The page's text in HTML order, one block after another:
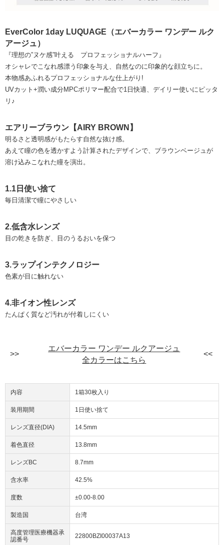
EverColor 1day LUQUAGE（エバーカラー ワンデー ルク
アージュ）
『理想の”ヌケ感”叶える プロフェッショナルハーフ』
オシャレでこなれ感漂う印象を与え、自然なのに印象的な顔立ちに。
本物感あふれるプロフェッショナルな仕上がり!
UVカット+潤い成分MPCポリマー配合で1日快適、デイリー使いにピッタ
リ♪
エアリーブラウン【AIRY BROWN】
明るさと透明感がもたらす自然な抜け感。
あえて瞳の色を透かすよう計算されたデザインで、ブラウンベージュが
溶け込みこなれた瞳を演出。
1.1日使い捨て
毎日清潔で瞳にやさしい
2.低含水レンズ
目の乾きを防ぎ、目のうるおいを保つ
3.ラップインテクノロジー
色素が目に触れない
4.非イオン性レンズ
たんぱく質など汚れが付着しにくい
エバーカラー ワンデー ルクアージュ
全カラーはこちら
内容 1箱30枚入り
装用期間 1日使い捨て
レンズ直径(DIA) 14.5mm
着色直径 13.8mm
レンズBC 8.7mm
含水率 42.5%
度数 ±0.00-8.00
製造国 台湾
高度管理医療機器承
認番号
22800BZI00037A13